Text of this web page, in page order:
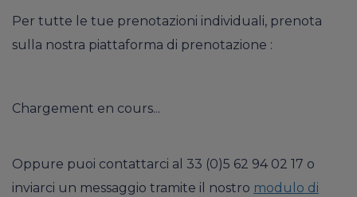
Per tutte le tue prenotazioni individuali, prenota
sulla nostra piattaforma di prenotazione :
Chargement en cours...
Oppure puoi contattarci al 33 (0)5 62 94 02 17 o
inviarci un messaggio tramite il nostro modulo di